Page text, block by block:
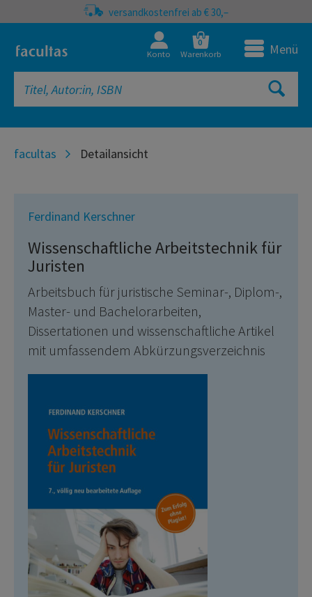
versandkostenfrei ab € 30,–
Konto
0
Warenkorb Menü
facultas Detailansicht
Ferdinand Kerschner
Wissenschaftliche Arbeitstechnik für
Juristen
Arbeitsbuch für juristische Seminar-, Diplom-,
Master- und Bachelorarbeiten,
Dissertationen und wissenschaftliche Artikel
mit umfassendem Abkürzungsverzeichnis